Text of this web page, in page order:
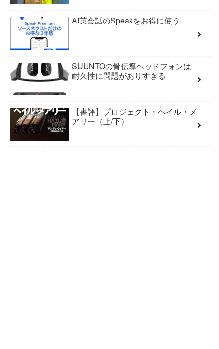
AI英会話のSpeakをお得に使う
SUUNTOの骨伝導ヘッドフォンは
耐久性に問題がありすぎる
【書評】プロジェクト・ヘイル・メ
アリー（上/下）